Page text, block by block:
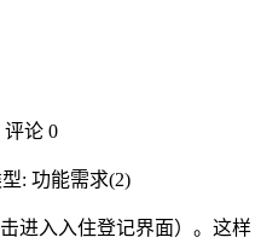
评论 0
: 功能需求(2)
进入入住登记界面）。这样